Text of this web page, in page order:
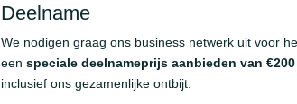
Deelname
We nodigen graag ons business netwerk uit voor
een speciale deelnameprijs aanbieden van
inclusief ons gezamenlijke ontbijt.